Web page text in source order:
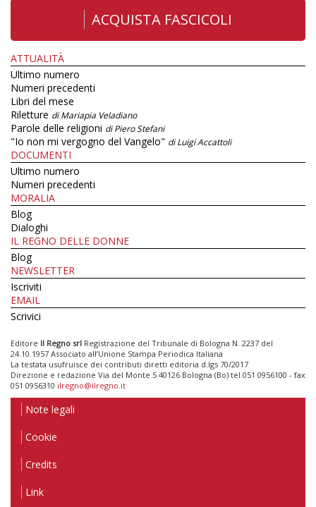
ACQUISTA FASCICOLI
ATTUALITÀ
Ultimo numero
Numeri precedenti
Libri del mese
Riletture di Mariapia Veladiano
Parole delle religioni di Piero Stefani
"Io non mi vergogno del Vangelo" di Luigi Accattoli
DOCUMENTI
Ultimo numero
Numeri precedenti
MORALIA
Blog
Dialoghi
IL REGNO DELLE DONNE
Blog
NEWSLETTER
Iscriviti
EMAIL
Scrivici
Editore Il Regno srl Registrazione del Tribunale di Bologna N. 2237 del
24.10.1957 Associato all’Unione Stampa Periodica Italiana
La testata usufruisce dei contributi diretti editoria d.lgs 70/2017
Direzione e redazione Via del Monte 5 40126 Bologna (Bo) tel 051 0956100 - fax
051 0956310 ilregno@ilregno.it
Note legali
Cookie
Credits
Link